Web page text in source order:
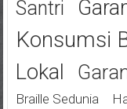
Santri
Konsumsi
Lokal
Braille Sedunia